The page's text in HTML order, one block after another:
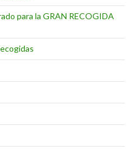
para la GRAN RECOGIDA